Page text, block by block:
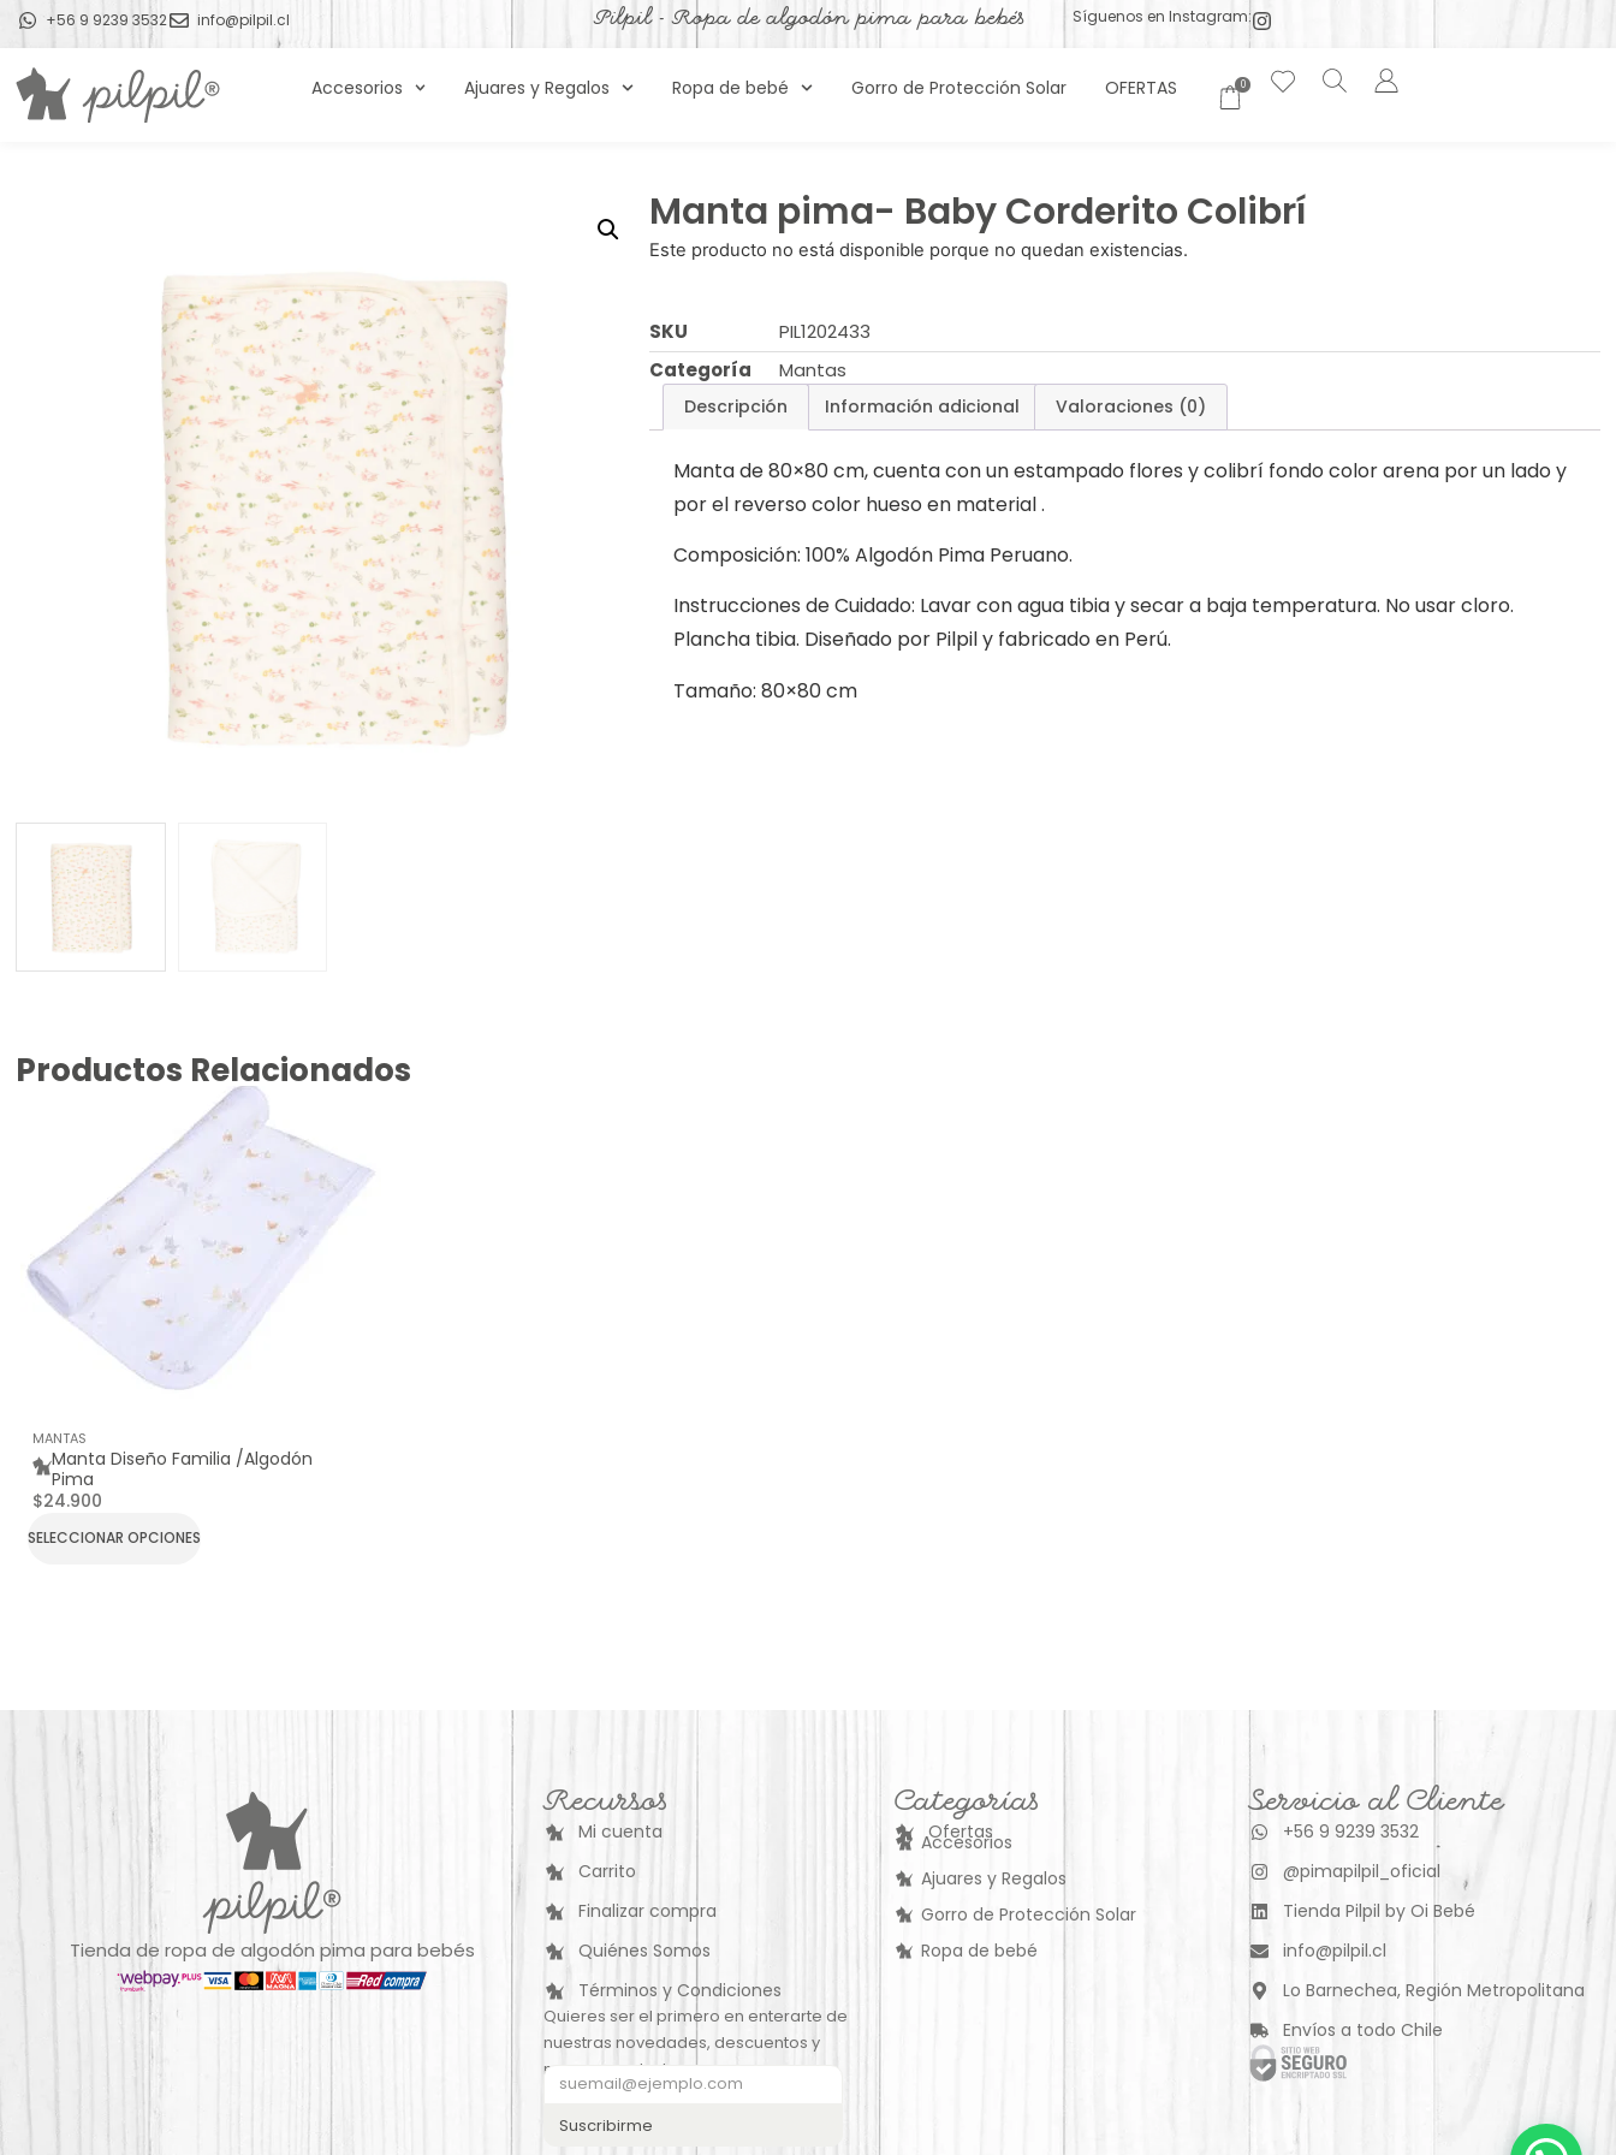
+56 9 9239 3532 info@pilpil.cl Pilpil - Ropa de algodón pima para bebés Síguenos en Instagram:
Accesorios Ajuares y Regalos Ropa de bebé Gorro de Protección Solar OFERTAS 0
Manta pima- Baby Corderito Colibrí
Este producto no está disponible porque no quedan existencias.
SKU
PIL1202433
Categoría
Mantas
Descripción Información adicional Valoraciones (0)
Manta de 80×80 cm, cuenta con un estampado flores y colibrí fondo color arena por un lado y
por el reverso color hueso en material .
Composición: 100% Algodón Pima Peruano.
Instrucciones de Cuidado: Lavar con agua tibia y secar a baja temperatura. No usar cloro.
Plancha tibia. Diseñado por Pilpil y fabricado en Perú.
Tamaño: 80×80 cm
Productos Relacionados
MANTAS
Manta Diseño Familia /Algodón
Pima
$24.900
SELECCIONAR OPCIONES
Tienda de ropa de algodón pima para bebés
Recursos
Mi cuenta
Carrito
Finalizar compra
Quiénes Somos
Términos y Condiciones
Quieres ser el primero en enterarte de
nuestras novedades, descuentos y
nuevos productos:
Suscribirme
Categorías
Ofertas
Accesorios
Ajuares y Regalos
Gorro de Protección Solar
Ropa de bebé
Servicio al Cliente
+56 9 9239 3532
@pimapilpil_oficial
Tienda Pilpil by Oi Bebé
info@pilpil.cl
Lo Barnechea, Región Metropolitana
Envíos a todo Chile